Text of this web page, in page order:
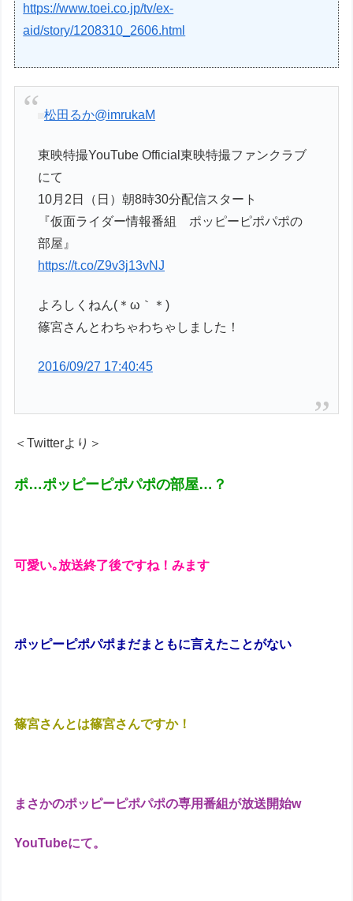
https://www.toei.co.jp/tv/ex-
aid/story/1208310_2606.html
松田るか@imrukaM
東映特撮YouTube Official東映特撮ファンクラブ
にて
10月2日（日）朝8時30分配信スタート
『仮面ライダー情報番組 ポッピーピポパポの
部屋』
https://t.co/Z9v3j13vNJ
よろしくねん(＊ω｀＊)
篠宮さんとわちゃわちゃしました！
2016/09/27 17:40:45
＜Twitterより＞
ポ…ポッピーピポパポの部屋…？
可愛い｡放送終了後ですね！みます
ポッピーピポパポまだまともに言えたことがない
篠宮さんとは篠宮さんですか！
まさかのポッピーピポパポの専用番組が放送開始w
YouTubeにて。